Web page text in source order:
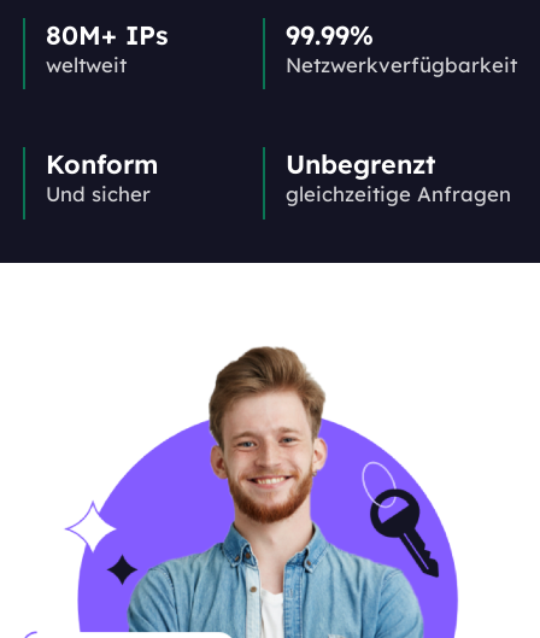
80M+ IPs
weltweit
99.99%
Netzwerkverfügbarkeit
Konform
Und sicher
Unbegrenzt
gleichzeitige Anfragen